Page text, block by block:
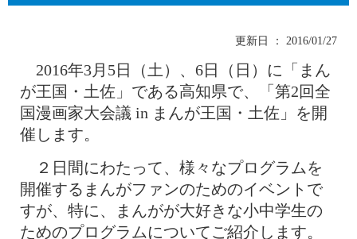
更新日 ： 2016/01/27
2016年3月5日（土）、6日（日）に「まん
が王国・土佐」である高知県で、「第2回全
国漫画家大会議 in まんが王国・土佐」を開
催します。
２日間にわたって、様々なプログラムを
開催するまんがファンのためのイベントで
すが、特に、まんがが大好きな小中学生の
ためのプログラムについてご紹介します。